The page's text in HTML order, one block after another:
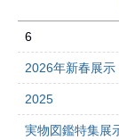
6
2026年新春展
2025
実物図鑑特集展